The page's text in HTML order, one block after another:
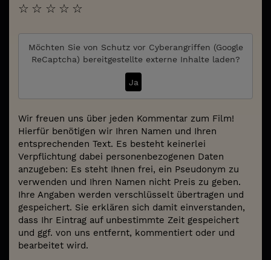
☆
☆
☆
☆
☆
Möchten Sie von Schutz vor Cyberangriffen (Google
ReCaptcha) bereitgestellte externe Inhalte laden?
Ja
Wir freuen uns über jeden Kommentar zum Film!
Hierfür benötigen wir Ihren Namen und Ihren
entsprechenden Text. Es besteht keinerlei
Verpflichtung dabei personenbezogenen Daten
anzugeben: Es steht Ihnen frei, ein Pseudonym zu
verwenden und Ihren Namen nicht Preis zu geben.
Ihre Angaben werden verschlüsselt übertragen und
gespeichert. Sie erklären sich damit einverstanden,
dass Ihr Eintrag auf unbestimmte Zeit gespeichert
und ggf. von uns entfernt, kommentiert oder und
bearbeitet wird.